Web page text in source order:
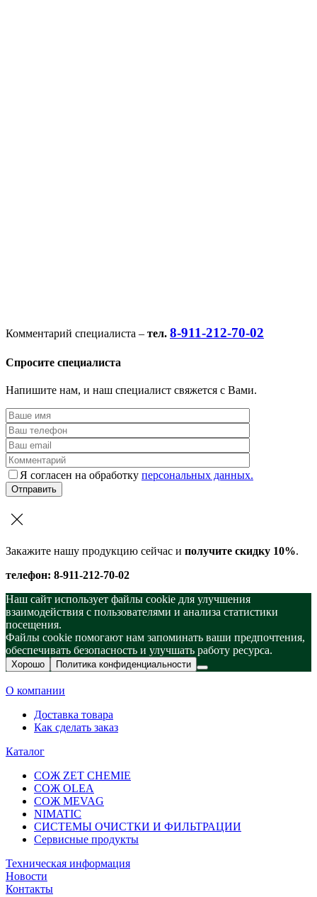
Комментарий специалиста – тел. 8-911-212-70-02
Спросите специалиста
Напишите нам, и наш специалист свяжется с Вами.
Я согласен на обработку персональных данных.
Закажите нашу продукцию сейчас и получите скидку 10%.
телефон: 8-911-212-70-02
Наш сайт использует файлы cookie для улучшения
взаимодействия с пользователями и анализа статистики
посещения.
Файлы cookie помогают нам запоминать ваши предпочтения,
обеспечивать безопасность и улучшать работу ресурса.
Хорошо Политика конфиденциальности
О компании
Доставка товара
Как сделать заказ
Каталог
СОЖ ZET CHEMIE
СОЖ OLEA
СОЖ MEVAG
NIMATIC
СИСТЕМЫ ОЧИСТКИ И ФИЛЬТРАЦИИ
Сервисные продукты
Техническая информация
Новости
Контакты